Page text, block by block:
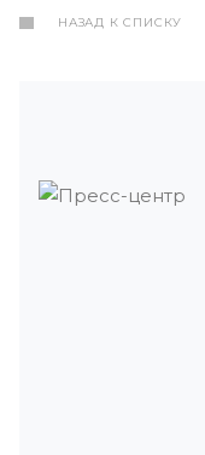
НАЗАД К СПИСКУ